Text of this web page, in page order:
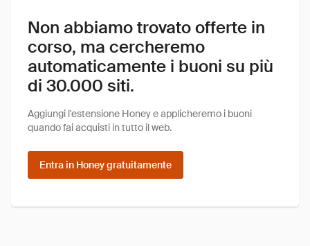
Non abbiamo trovato offerte in
corso, ma cercheremo
automaticamente i buoni su più
di 30.000 siti.
Aggiungi l'estensione Honey e applicheremo i buoni
quando fai acquisti in tutto il web.
Entra in Honey gratuitamente